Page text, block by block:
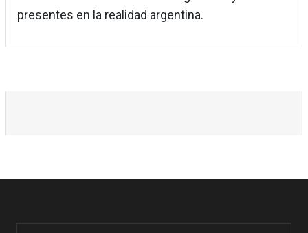
presentes en la realidad argentina.